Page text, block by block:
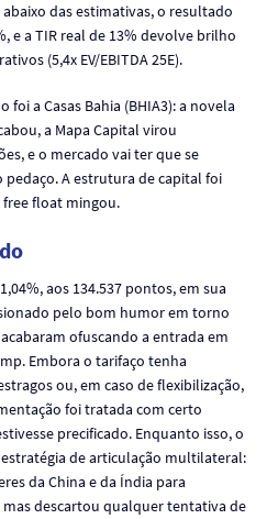
das estimativas, o resultado
e a TIR real de 13% devolve brilho
(5,4x EV/EBITDA 25E).
a Casas Bahia (BHIA3): a novela
a Mapa Capital virou
e o mercado vai ter que se
A estrutura de capital foi
free float mingou.
aos 134.537 pontos, em sua
pelo bom humor em torno
ofuscando a entrada em
Embora o tarifaço tenha
ou, em caso de flexibilização,
foi tratada com certo
precificado. Enquanto isso, o
de articulação multilateral:
da China e da Índia para
descartou qualquer tentativa de